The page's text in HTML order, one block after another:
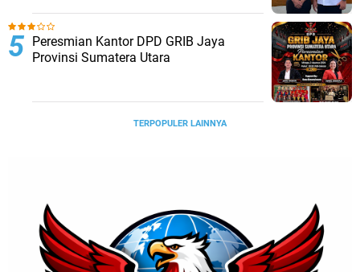
Sertifikasi Aset
Peresmian Kantor DPD GRIB Jaya
Provinsi Sumatera Utara
TERPOPULER LAINNYA